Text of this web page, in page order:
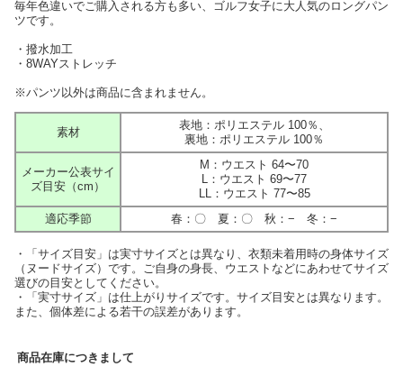
毎年色違いでご購入される方も多い、ゴルフ女子に大人気のロングパン
ツです。
・撥水加工
・8WAYストレッチ
※パンツ以外は商品に含まれません。
素材
表地：ポリエステル 100％、
裏地：ポリエステル 100％
メーカー公表サイ
ズ目安（cm）
M：ウエスト 64〜70
L：ウエスト 69〜77
LL：ウエスト 77〜85
適応季節
春：〇 夏：〇 秋：− 冬：−
・「サイズ目安」は実寸サイズとは異なり、衣類未着用時の身体サイズ
（ヌードサイズ）です。ご自身の身長、ウエストなどにあわせてサイズ
選びの目安としてください。
・「実寸サイズ」は仕上がりサイズです。サイズ目安とは異なります。
また、個体差による若干の誤差があります。
商品在庫につきまして